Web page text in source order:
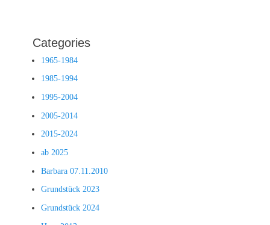
Categories
1965-1984
1985-1994
1995-2004
2005-2014
2015-2024
ab 2025
Barbara 07.11.2010
Grundstück 2023
Grundstück 2024